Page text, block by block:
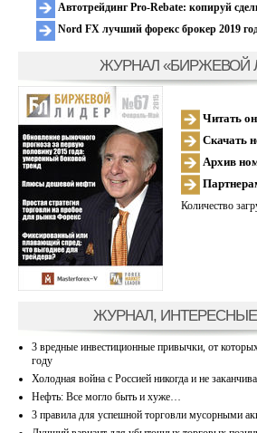
Автотрейдинг Pro-Rebate: копируй
Nord FX лучший форекс брокер 2019
ЖУРНАЛ «БИРЖЕВОЙ
Читать
Скачать
Архив
Количество
ЖУРНАЛ, ИНТЕРЕСНЫЕ
3 вредные инвестиционные привычки, от
году
Холодная война с Россией никогда и не
Нефть: Все могло быть и хуже…
3 правила для успешной торговли мусорными